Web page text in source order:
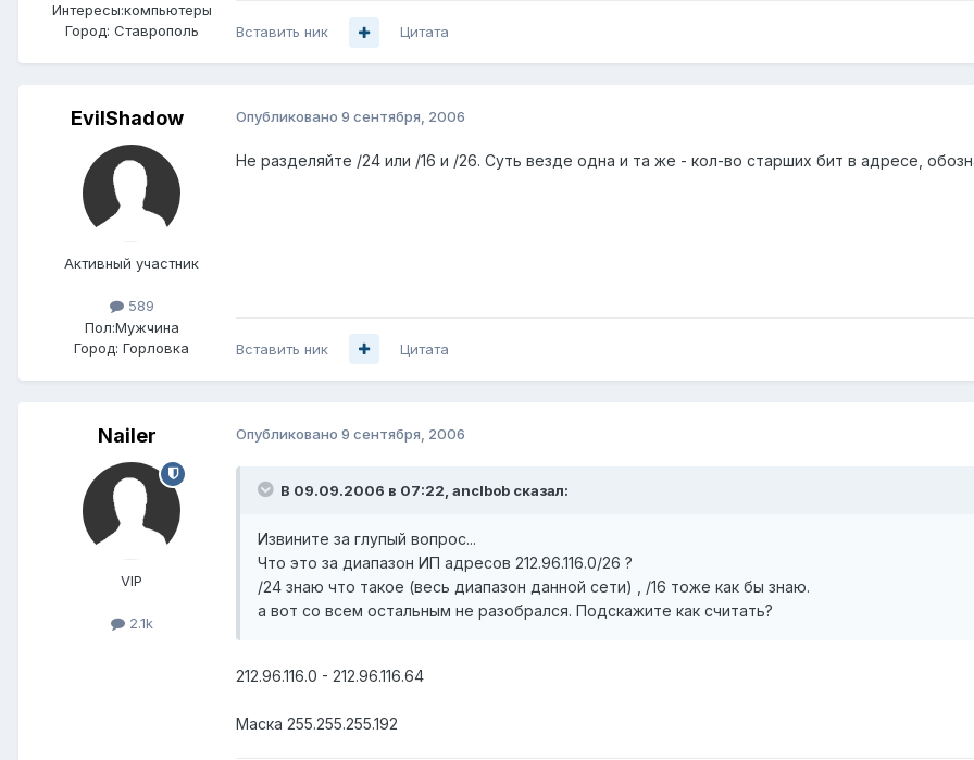
Интересы:компьютеры
Город: Ставрополь Вставить ник Цитата
EvilShadow
Активный участник
589
Пол:Мужчина
Город: Горловка
Опубликовано 9 сентября, 2006
Не разделяйте /24 или /16 и /26. Суть везде одна и та же - кол-во старших бит в адресе,
Вставить ник Цитата
Nailer
VIP
2.1k
Опубликовано 9 сентября, 2006
В 09.09.2006 в 07:22, anclbob сказал:
Извините за глупый вопрос...
Что это за диапазон ИП адресов 212.96.116.0/26 ?
/24 знаю что такое (весь диапазон данной сети) , /16 тоже как бы знаю.
а вот со всем остальным не разобрался. Подскажите как считать?
212.96.116.0 - 212.96.116.64
Маска 255.255.255.192